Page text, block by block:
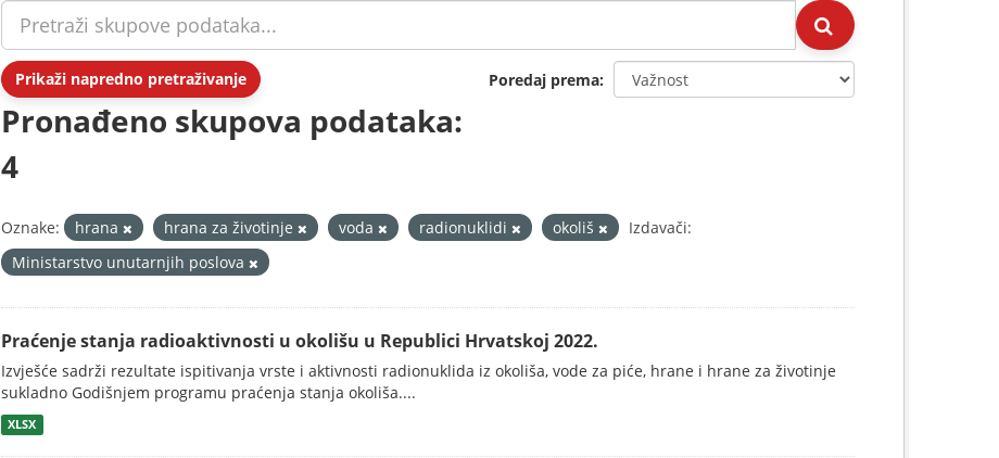
Prikaži napredno pretraživanje Poredaj prema
Pronađeno skupova podataka:
4
Oznake: hrana hrana za životinje voda radionuklidi okoliš
Izdavači:
Ministarstvo unutarnjih poslova
Praćenje stanja radioaktivnosti u okolišu u Republici Hrvatskoj 2022.
Izvješće sadrži rezultate ispitivanja vrste i aktivnosti radionuklida iz okoliša, vode za piće, hrane i hrane za životinje
sukladno Godišnjem programu praćenja stanja okoliša....
XLSX